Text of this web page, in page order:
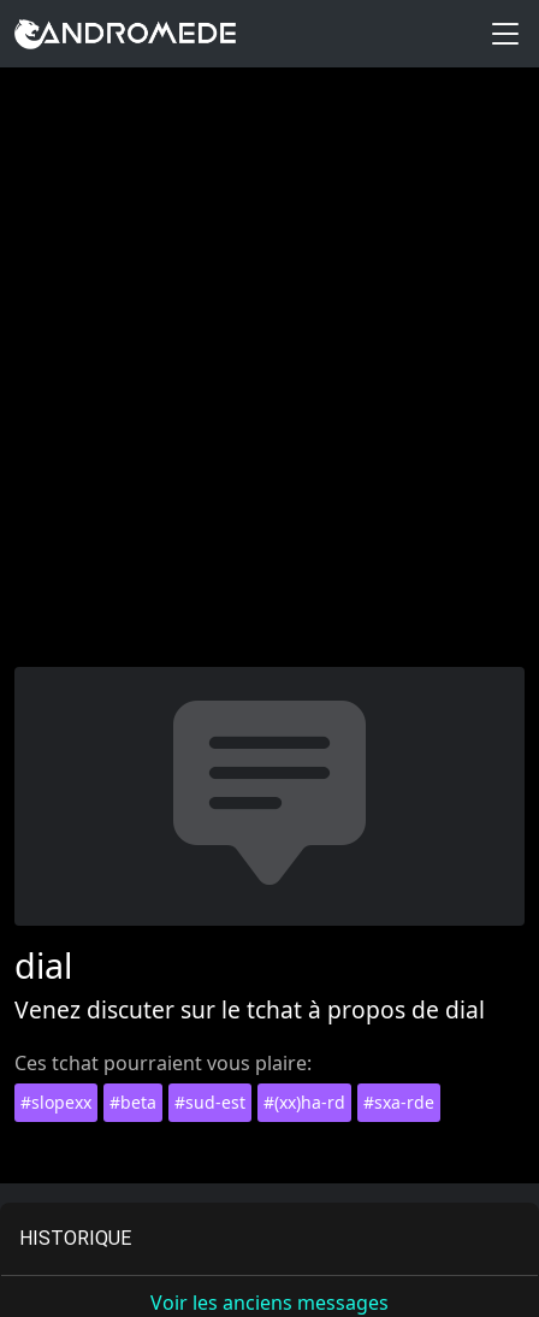
dial
Venez discuter sur le tchat à propos de dial
Ces tchat pourraient vous plaire:
#slopexx #beta #sud-est #(xx)ha-rd #sxa-rde
HISTORIQUE
Voir les anciens messages